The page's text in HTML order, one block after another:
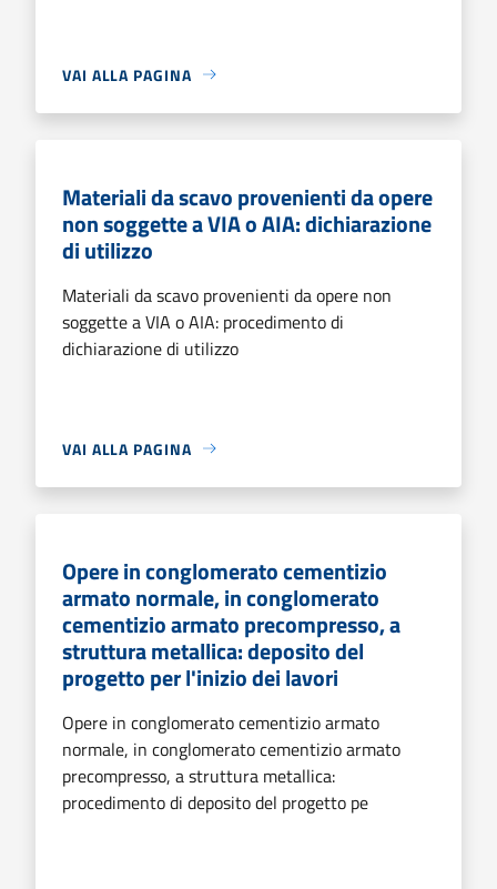
VAI ALLA PAGINA
Materiali da scavo provenienti da opere
non soggette a VIA o AIA: dichiarazione
di utilizzo
Materiali da scavo provenienti da opere non
soggette a VIA o AIA: procedimento di
dichiarazione di utilizzo
VAI ALLA PAGINA
Opere in conglomerato cementizio
armato normale, in conglomerato
cementizio armato precompresso, a
struttura metallica: deposito del
progetto per l'inizio dei lavori
Opere in conglomerato cementizio armato
normale, in conglomerato cementizio armato
precompresso, a struttura metallica:
procedimento di deposito del progetto pe